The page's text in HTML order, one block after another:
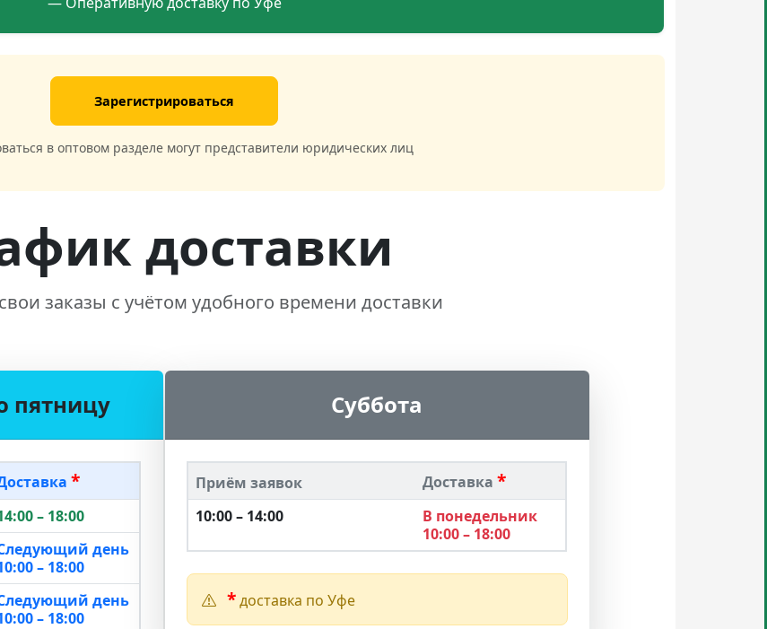
Зарегистрироваться
в оптовом разделе могут представители юридических лиц
доставки
заказы с учётом удобного времени доставки
пятницу
*
– 18:00
день
– 18:00
день
– 18:00
Суббота
Приём заявок Доставка *
10:00 – 14:00
В понедельник
10:00 – 18:00
*доставка по Уфе